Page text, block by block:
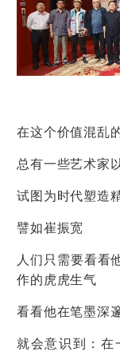
在这个价值混乱
总有一些艺术家
试图为时代塑造
譬如崔振宽
人们只需要看看
作的虎虎生气
看看他在笔墨深
就会意识到：在